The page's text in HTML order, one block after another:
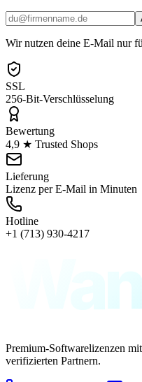
Wir nutzen deine E-Mail nur
SSL
256-Bit-Verschlüsselung
Bewertung
4,9 ★ Trusted Shops
Lieferung
Lizenz per E-Mail in Minuten
Hotline
+1 (713) 930-4217
Premium-Softwarelizenzen
verifizierten Partnern.